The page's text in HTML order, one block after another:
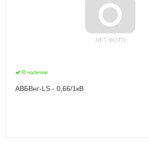
В наличии
АВБВнг-LS - 0,66/1кВ